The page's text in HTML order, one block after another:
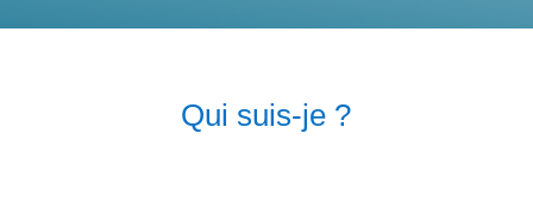
Qui suis-je ?